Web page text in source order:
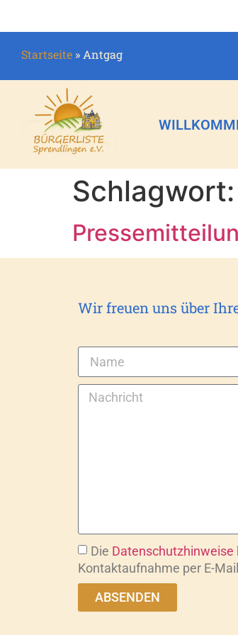
Startseite » Antgag
Schlagwort:
Wir freuen uns über
Die Datenschutzhinweise
Kontaktaufnahme per E-
ABSENDEN